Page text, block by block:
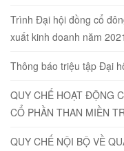
Trình Đại hội đồng cổ
xuất kinh doanh năm 2021
Thông báo triệu tập Đại
QUY CHẾ HOẠT ĐỘNG
CỔ PHẦN THAN MIỀN
QUY CHẾ NỘI BỘ VỀ